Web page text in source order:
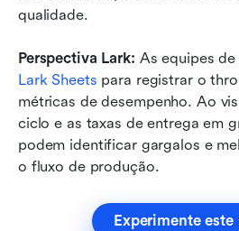
qualidade.
Perspectiva Lark:
Lark Sheets para registrar o
métricas de desempenho. Ao
ciclo e as taxas de entrega em
podem identificar gargalos e
o fluxo de produção.
Experimente